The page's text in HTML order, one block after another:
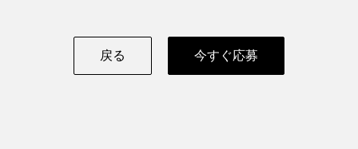
戻る 今すぐ応募